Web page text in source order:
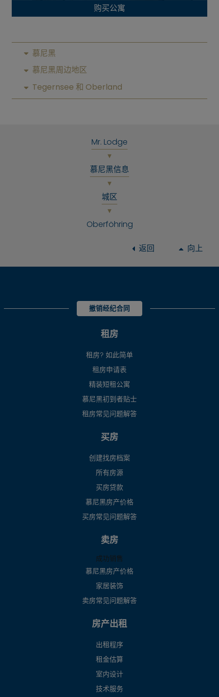
购买公寓
慕尼黑
慕尼黑周边地区
Tegernsee 和 Oberland
Mr. Lodge
慕尼黑信息
城区
Oberföhring
返回 向上
撤销经纪合同
租房
租房? 如此简单
租房申请表
精装短租公寓
慕尼黑初到者贴士
租房常见问题解答
买房
创建找房档案
所有房源
买房贷款
慕尼黑房产价格
买房常见问题解答
卖房
成功销售
慕尼黑房产价格
家居装饰
卖房常见问题解答
房产出租
出租程序
租金估算
室内设计
技术服务